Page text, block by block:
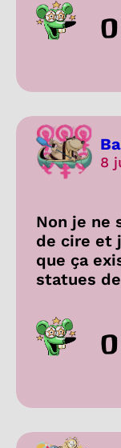
0
8
Non je ne
de cire et
que ça
statues
0